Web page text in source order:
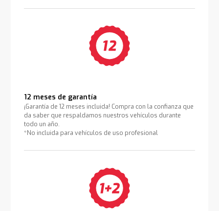
12 meses de garantía
¡Garantía de 12 meses incluida! Compra con la confianza que
da saber que respaldamos nuestros vehículos durante
todo un año.
*No incluida para vehículos de uso profesional